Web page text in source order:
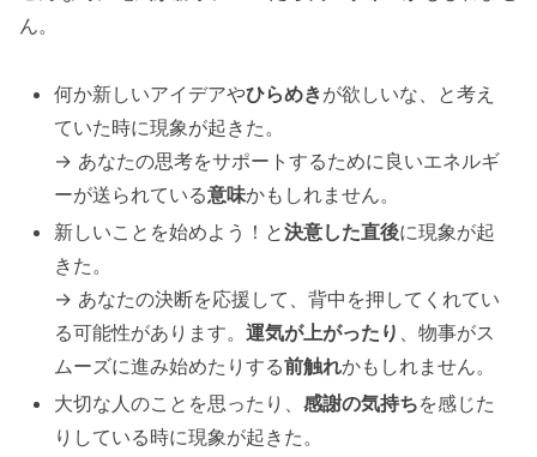
ん。
何か新しいアイデアやひらめきが欲しいな、と考え
ていた時に現象が起きた。
→ あなたの思考をサポートするために良いエネルギ
ーが送られている意味かもしれません。
新しいことを始めよう！と決意した直後に現象が起
きた。
→ あなたの決断を応援して、背中を押してくれてい
る可能性があります。運気が上がったり
、物事がス
ムーズに進み始めたりする前触れかもしれません。
大切な人のことを思ったり、感謝の気持ちを感じた
りしている時に現象が起きた。